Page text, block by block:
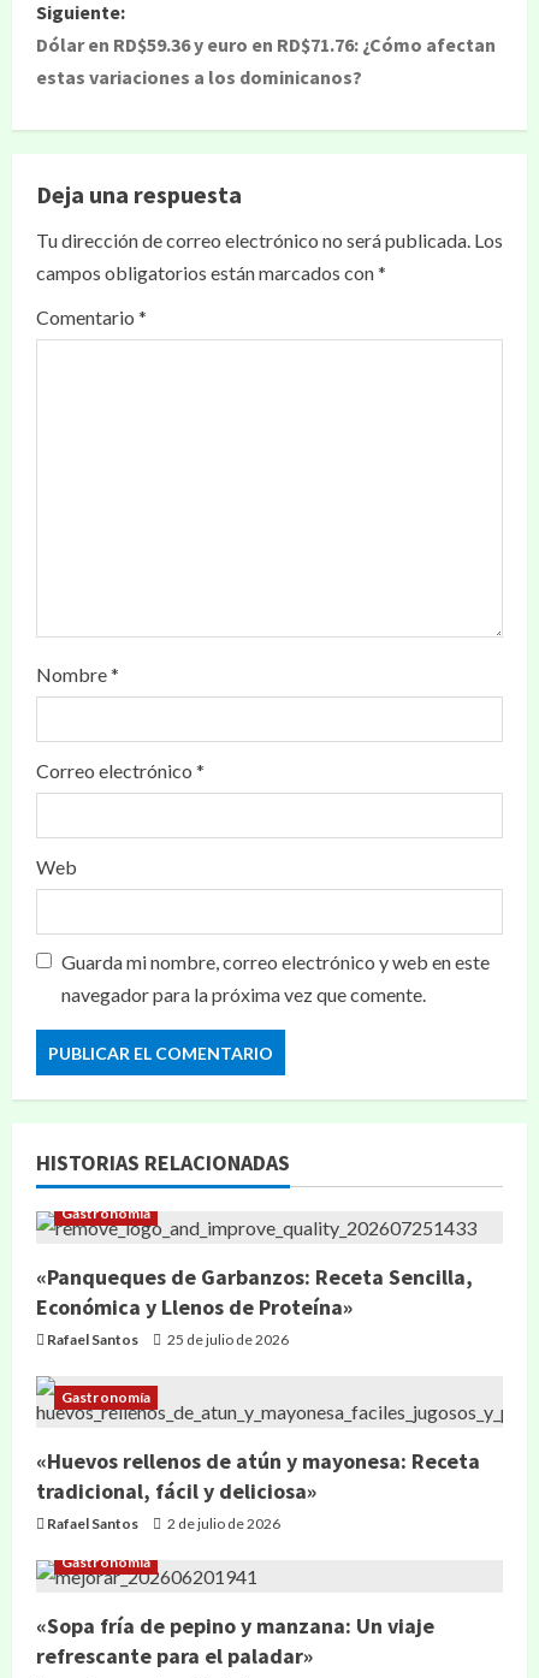
Siguiente:
Dólar en RD$59.36 y euro en RD$71.76: ¿Cómo afectan
estas variaciones a los dominicanos?
Deja una respuesta
Tu dirección de correo electrónico no será publicada. Los
campos obligatorios están marcados con*
Comentario *
Nombre*
Correo electrónico *
Web
Guarda mi nombre, correo electrónico y web en este
navegador para la próxima vez que comente.
HISTORIAS RELACIONADAS
Gastronomía
«Panqueques de Garbanzos: Receta Sencilla,
Económica y Llenos de Proteína»
Rafael Santos 25 de julio de 2026
Gastronomía
«Huevos rellenos de atún y mayonesa: Receta
tradicional, fácil y deliciosa»
Rafael Santos 2 de julio de 2026
Gastronomía
«Sopa fría de pepino y manzana: Un viaje
refrescante para el paladar»